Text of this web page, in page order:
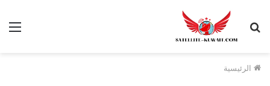
الرئيسية